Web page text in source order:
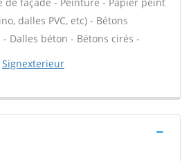
dalles PVC, etc) - Bétons
Dalles béton - Bétons cirés -
Signexterieur